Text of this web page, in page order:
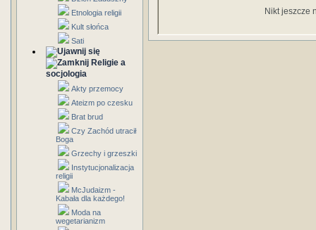
Etnologia religii
Kult słońca
Sati
Religie a
socjologia
Akty przemocy
Ateizm po czesku
Brat brud
Czy Zachód utracił
Boga
Grzechy i grzeszki
Instytucjonalizacja
religii
McJudaizm -
Kabała dla każdego!
Moda na
wegetarianizm
Nikt jeszcze